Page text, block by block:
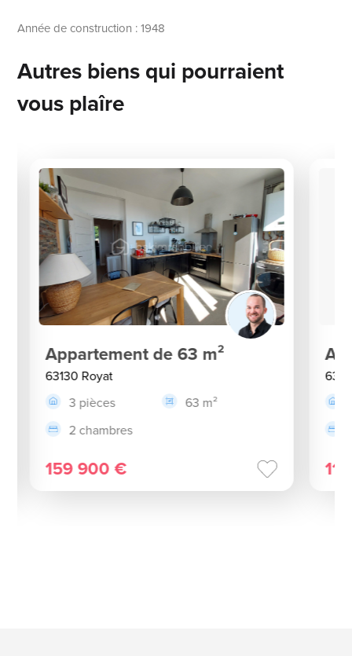
Année de construction : 1948
Autres biens qui pourraient
vous plaîre
Appartement de 63 m²
63130 Royat
3 pièces
63 m²
2 chambres
159 900 €